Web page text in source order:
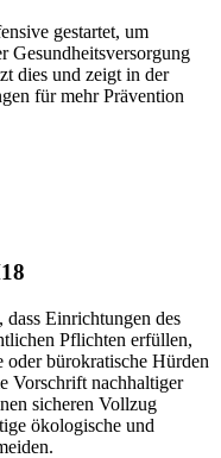
gestartet, um
Gesundheitsversorgung
dies und zeigt in der
für mehr Prävention
Einrichtungen des
Pflichten erfüllen,
oder bürokratische Hürden
Vorschrift nachhaltiger
sicheren Vollzug
ökologische und